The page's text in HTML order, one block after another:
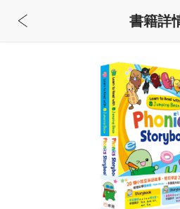
書籍詳